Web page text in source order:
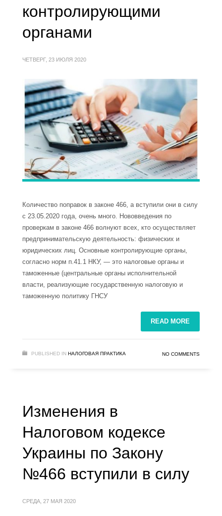
контролирующими
органами
ЧЕТВЕРГ, 23 ИЮЛЯ 2020
Количество поправок в законе 466, а вступили они в силу
с 23.05.2020 года, очень много. Нововведения по
проверкам в законе 466 волнуют всех, кто осуществляет
предпринимательскую деятельность: физических и
юридических лиц. Основные контролирующие органы,
согласно норм п.41.1 НКУ, — это налоговые органы и
таможенные (центральные органы исполнительной
власти, реализующие государственную налоговую и
таможенную политику ГНСУ
READ MORE
PUBLISHED IN НАЛОГОВАЯ ПРАКТИКА NO COMMENTS
Изменения в
Налоговом кодексе
Украины по Закону
№466 вступили в силу
СРЕДА, 27 МАЯ 2020